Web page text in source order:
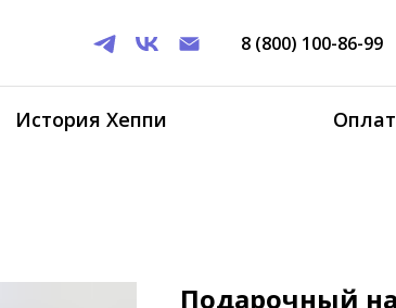
8 (800) 100-86-99
История Хеппи
Подарочный